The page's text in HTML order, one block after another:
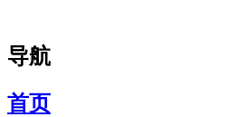
导航
首页